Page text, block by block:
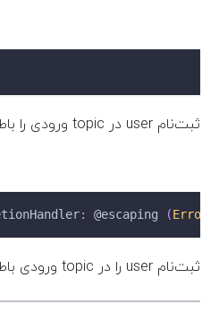
ثبت‌نام user در topic ورودی را باطل می‌کند.
: @escaping (Error
ثبت‌نام user را در topic ورودی باطل می‌کند، سپس closure ورودی را اجرا می‌کند.